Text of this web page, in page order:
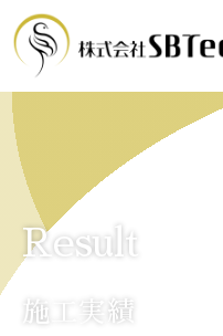
Result
施工実績